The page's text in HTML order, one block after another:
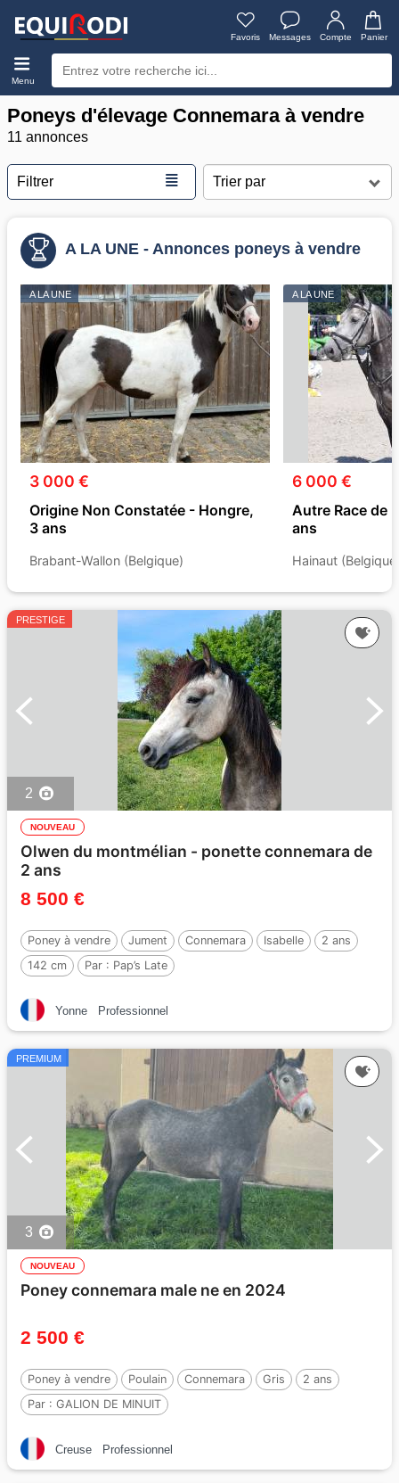
Favoris Messages Compte Panier
Menu
Poneys d'élevage Connemara à vendre
11 annonces
Filtrer ≣
A LA UNE - Annonces poneys à vendre
A LA UNE
3 000 €
Origine Non Constatée - Hongre,
3 ans
Brabant-Wallon (Belgique)
A LA UNE
6 000 €
Autre Race de
ans
Hainaut
PRESTIGE
2
NOUVEAU
Olwen du montmélian - ponette connemara de
2 ans
8 500 €
Poney à vendre Jument Connemara Isabelle
2 ans
142 cm
Par : Pap’s Late
Yonne Professionnel
PREMIUM
3
NOUVEAU
Poney connemara male ne en 2024
2 500 €
Poney à vendre Poulain Connemara Gris
2 ans
Par : GALION DE MINUIT
Creuse Professionnel